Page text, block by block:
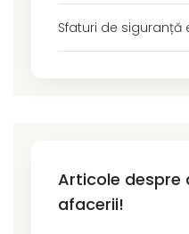
Sfaturi de siguranță
Articole despre
afacerii!